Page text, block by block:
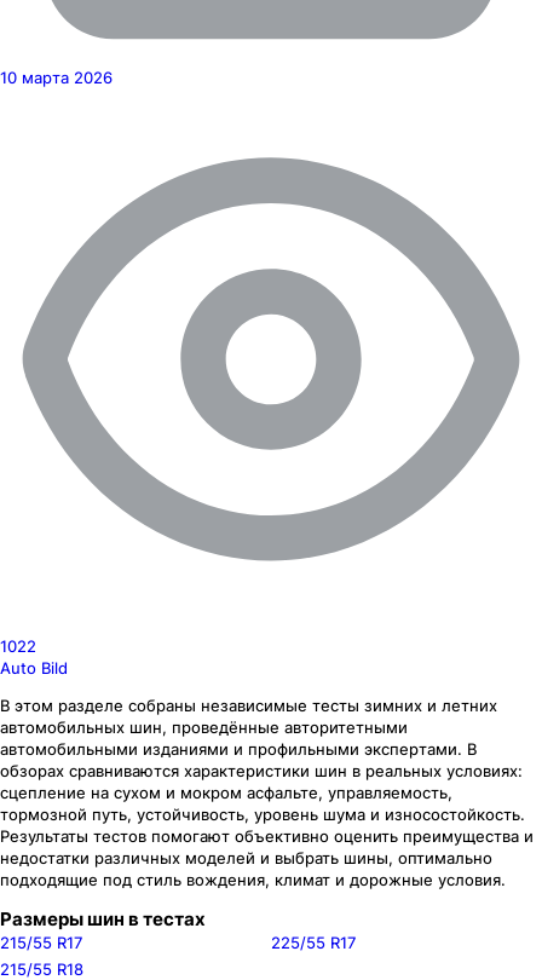
10 марта 2026
1022
Auto Bild
В этом разделе собраны независимые тесты зимних и летних
автомобильных шин, проведённые авторитетными
автомобильными изданиями и профильными экспертами. В
обзорах сравниваются характеристики шин в реальных условиях:
сцепление на сухом и мокром асфальте, управляемость,
тормозной путь, устойчивость, уровень шума и износостойкость.
Результаты тестов помогают объективно оценить преимущества и
недостатки различных моделей и выбрать шины, оптимально
подходящие под стиль вождения, климат и дорожные условия.
Размеры шин в тестах
215/55 R17
225/55 R17
215/55 R18